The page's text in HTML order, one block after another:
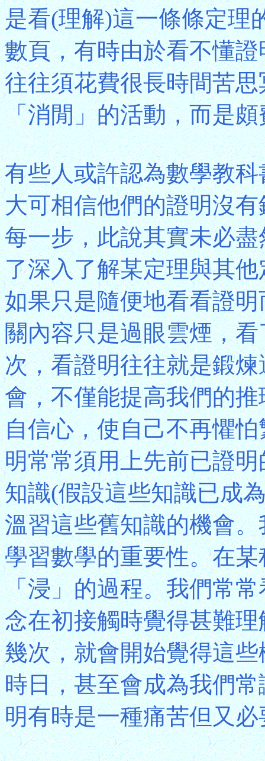
是看(理解)這一條條定理
數頁，有時由於看不懂
往往須花費很長時間苦
「消閒」的活動，而是
有些人或許認為數學教
大可相信他們的證明沒
每一步，此說其實未必
了深入了解某定理與其
如果只是隨便地看看證
關內容只是過眼雲煙，
次，看證明往往就是鍛
會，不僅能提高我們的
自信心，使自己不再懼
明常常須用上先前已證
知識(假設這些知識已成
溫習這些舊知識的機會
學習數學的重要性。在
「浸」的過程。我們常
念在初接觸時覺得甚難
幾次，就會開始覺得這
時日，甚至會成為我們
明有時是一種痛苦但又